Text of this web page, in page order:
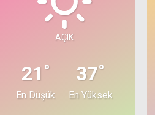
AÇIK
21°
En Düşük
37°
En Yüksek